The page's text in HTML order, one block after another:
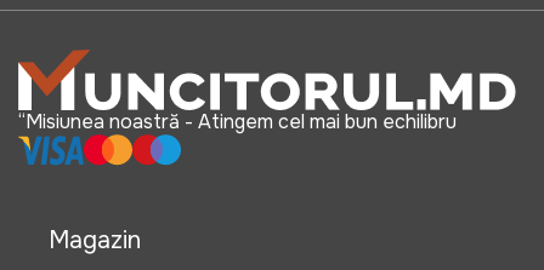
“Misiunea noastră - Atingem cel mai bun echilibru
Magazin